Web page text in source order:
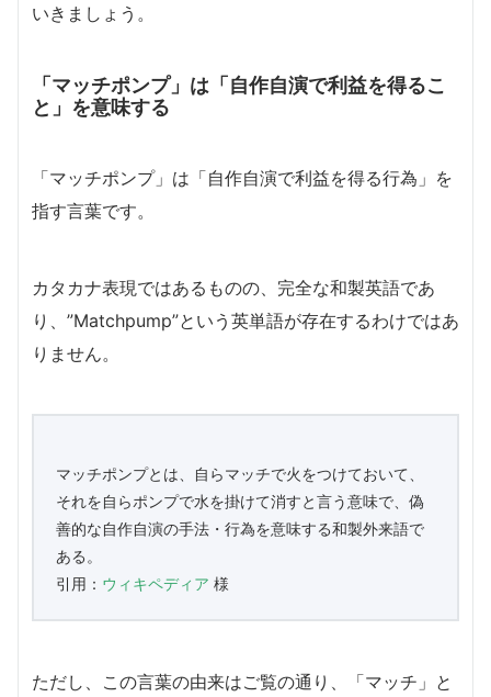
いきましょう。
「マッチポンプ」は「自作自演で利益を得るこ
と」を意味する
「マッチポンプ」は「自作自演で利益を得る行為」を
指す言葉です。
カタカナ表現ではあるものの、完全な和製英語であ
り、”Matchpump”という英単語が存在するわけではあ
りません。
マッチポンプとは、自らマッチで火をつけておいて、
それを自らポンプで水を掛けて消すと言う意味で、偽
善的な自作自演の手法・行為を意味する和製外来語で
ある。
引用： ウィキペディア 様
ただし、この言葉の由来はご覧の通り、「マッチ」と